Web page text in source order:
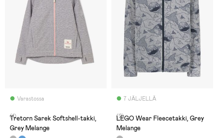
Varastossa
(1)
Tretorn Sarek Softshell-takki,
Grey Melange
7 JÄLJELLÄ
(2)
LEGO Wear Fleecetakki, Grey
Melange